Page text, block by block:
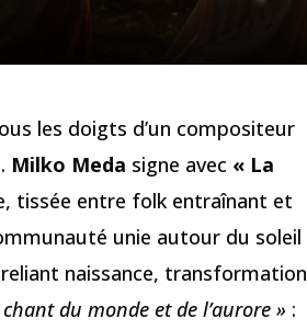
les doigts d’un compositeur
Milko Meda signe avec « La
tissée entre folk entraînant et
unie autour du soleil
naissance, transformation
du monde et de l’aurore » :